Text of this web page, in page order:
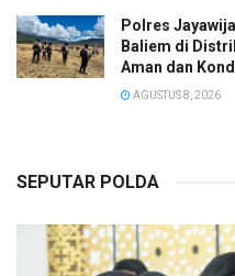
Polres
Baliem di
Aman dan
AGUSTUS 8, 2026
SEPUTAR POLDA